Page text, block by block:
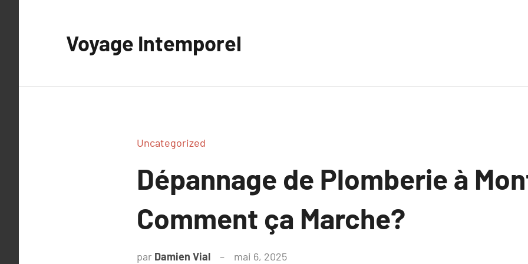
Voyage Intemporel
Uncategorized
Dépannage de Plomberie à
Comment ça Marche?
par Damien Vial mai 6, 2025